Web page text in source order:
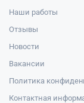
Наши работы
Отзывы
Новости
Вакансии
Политика
Контактная